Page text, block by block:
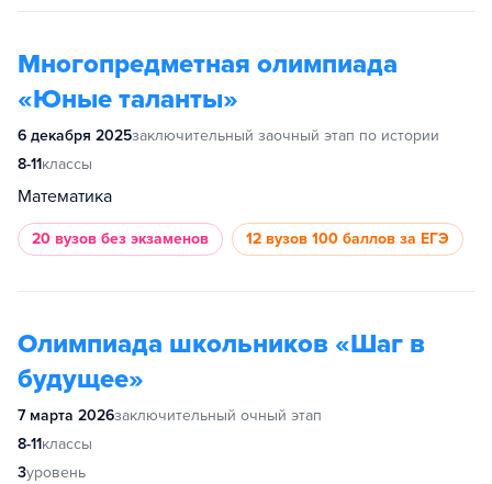
Многопредметная олимпиада
«Юные таланты»
6 декабря 2025заключительный заочный этап по истории
8-11классы
Математика
20 вузов без экзаменов 12 вузов 100 баллов за ЕГЭ
Олимпиада школьников «Шаг в
будущее»
7 марта 2026заключительный очный этап
8-11классы
3уровень